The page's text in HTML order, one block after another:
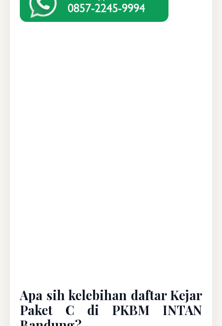
Apa sih kelebihan daftar Kejar
Paket C di PKBM INTAN